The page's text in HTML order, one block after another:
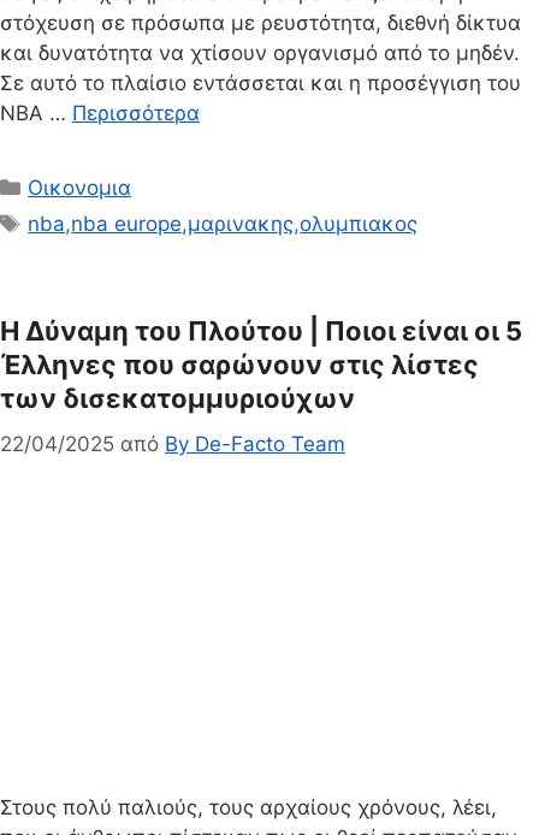
στόχευση σε πρόσωπα με ρευστότητα, διεθνή δίκτυα
και δυνατότητα να χτίσουν οργανισμό από το μηδέν.
Σε αυτό το πλαίσιο εντάσσεται και η προσέγγιση του
NBA … Περισσότερα
Κατηγορίες
Οικονομια
Ετικέτες
nba,nba europe,μαρινακης,ολυμπιακος
Η Δύναμη του Πλούτου | Ποιοι είναι οι 5
Έλληνες που σαρώνουν στις λίστες
των δισεκατομμυριούχων
22/04/2025 από By De-Facto Team
Στους πολύ παλιούς, τους αρχαίους χρόνους, λέει,